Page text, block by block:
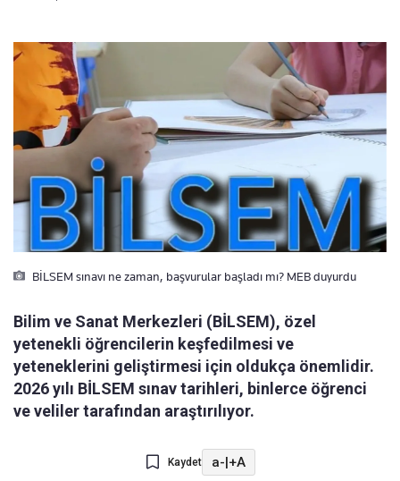
BİLSEM sınavı ne zaman, başvurular başladı mı? MEB duyurdu
Bilim ve Sanat Merkezleri (BİLSEM), özel
yetenekli öğrencilerin keşfedilmesi ve
yeteneklerini geliştirmesi için oldukça önemlidir.
2026 yılı BİLSEM sınav tarihleri, binlerce öğrenci
ve veliler tarafından araştırılıyor.
Kaydet a-|+A